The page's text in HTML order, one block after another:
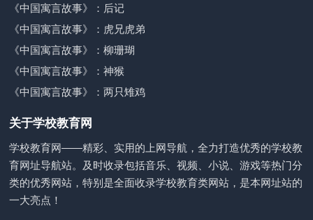
《中国寓言故事》：后记
《中国寓言故事》：虎兄虎弟
《中国寓言故事》：柳珊瑚
《中国寓言故事》：神猴
《中国寓言故事》：两只雉鸡
关于学校教育网
学校教育网——精彩、实用的上网导航，全力打造优秀的学校教
育网址导航站。及时收录包括音乐、视频、小说、游戏等热门分
类的优秀网站，特别是全面收录学校教育类网站，是本网址站的
一大亮点！